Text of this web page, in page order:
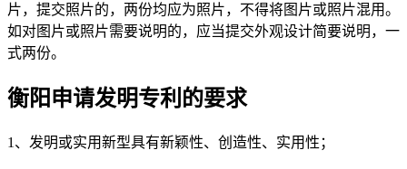
片，提交照片的，两份均应为照片，不得将图片或照片混用。
如对图片或照片需要说明的，应当提交外观设计简要说明，一
式两份。
衡阳申请发明专利的要求
1、发明或实用新型具有新颖性、创造性、实用性；